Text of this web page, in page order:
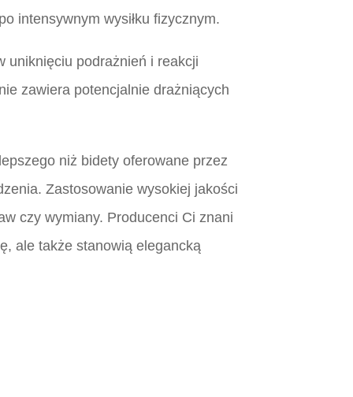
intensywnym wysiłku fizycznym.
uniknięciu podrażnień i reakcji
zawiera potencjalnie drażniących
niż bidety oferowane przez
Zastosowanie wysokiej jakości
czy wymiany. Producenci Ci znani
ale także stanowią elegancką